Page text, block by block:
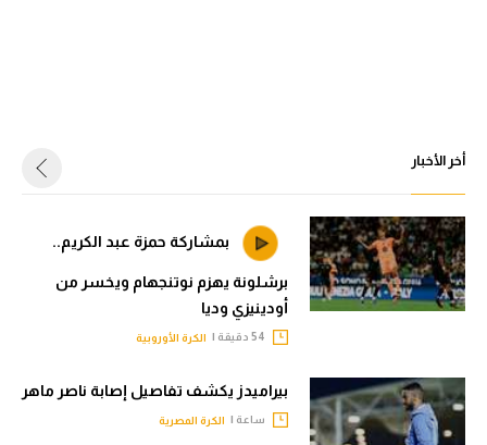
أخر الأخبار
بمشاركة حمزة عبد الكريم..
برشلونة يهزم نوتنجهام ويخسر من
أودينيزي وديا
الكرة الأوروبية
بيراميدز يكشف تفاصيل إصابة ناصر ماهر
ساعة | الكرة المصرية